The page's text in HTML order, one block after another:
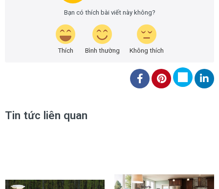
Bạn có thích bài viết này không?
Thích Bình thường Không thích
Tin tức liên quan